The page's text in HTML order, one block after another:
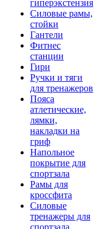
гиперэкстензия
Силовые рамы,
стойки
Гантели
Фитнес
станции
Гири
Ручки и тяги
для тренажеров
Пояса
атлетические,
лямки,
накладки на
гриф
Напольное
покрытие для
спортзала
Рамы для
кроссфита
Силовые
тренажеры для
спортзала